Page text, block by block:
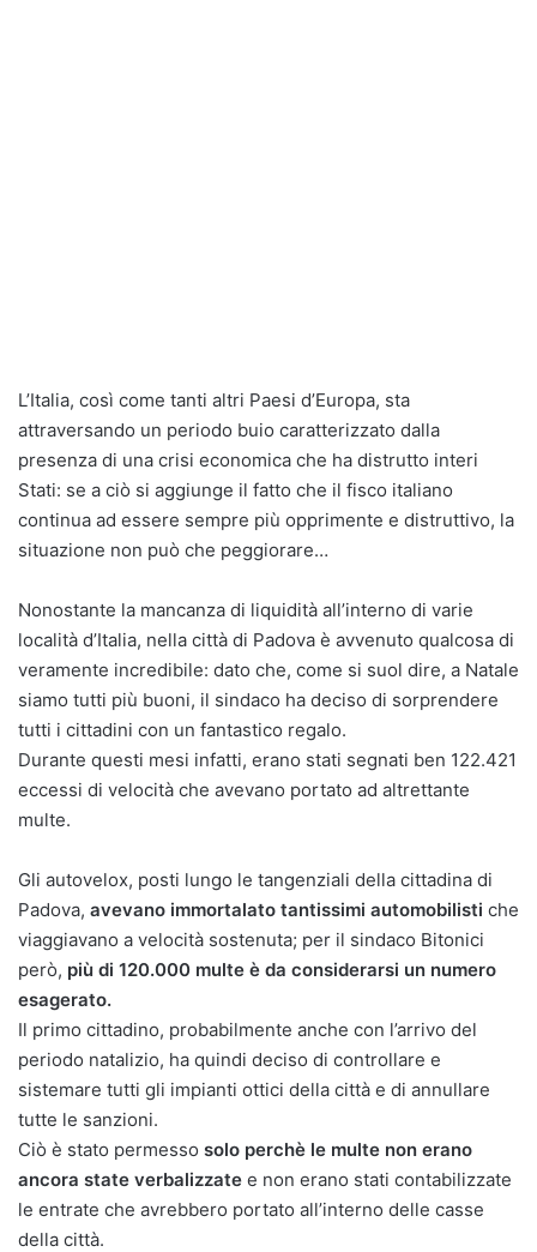
L’Italia, così come tanti altri Paesi d’Europa, sta
attraversando un periodo buio caratterizzato dalla
presenza di una crisi economica che ha distrutto interi
Stati: se a ciò si aggiunge il fatto che il fisco italiano
continua ad essere sempre più opprimente e distruttivo, la
situazione non può che peggiorare…
Nonostante la mancanza di liquidità all’interno di varie
località d’Italia, nella città di Padova è avvenuto qualcosa di
veramente incredibile: dato che, come si suol dire, a Natale
siamo tutti più buoni, il sindaco ha deciso di sorprendere
tutti i cittadini con un fantastico regalo.
Durante questi mesi infatti, erano stati segnati ben 122.421
eccessi di velocità che avevano portato ad altrettante
multe.
Gli autovelox, posti lungo le tangenziali della cittadina di
Padova, avevano immortalato tantissimi automobilisti che
viaggiavano a velocità sostenuta; per il sindaco Bitonici
però, più di 120.000 multe è da considerarsi un numero
esagerato.
Il primo cittadino, probabilmente anche con l’arrivo del
periodo natalizio, ha quindi deciso di controllare e
sistemare tutti gli impianti ottici della città e di annullare
tutte le sanzioni.
Ciò è stato permesso solo perchè le multe non erano
ancora state verbalizzate e non erano stati contabilizzate
le entrate che avrebbero portato all’interno delle casse
della città.